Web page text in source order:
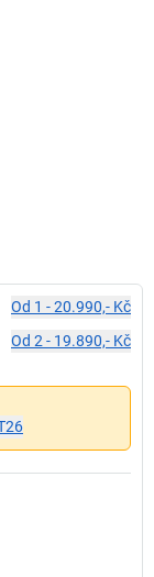
Od 1 -20.990,- Kč
Od 2 - 19.890,- Kč